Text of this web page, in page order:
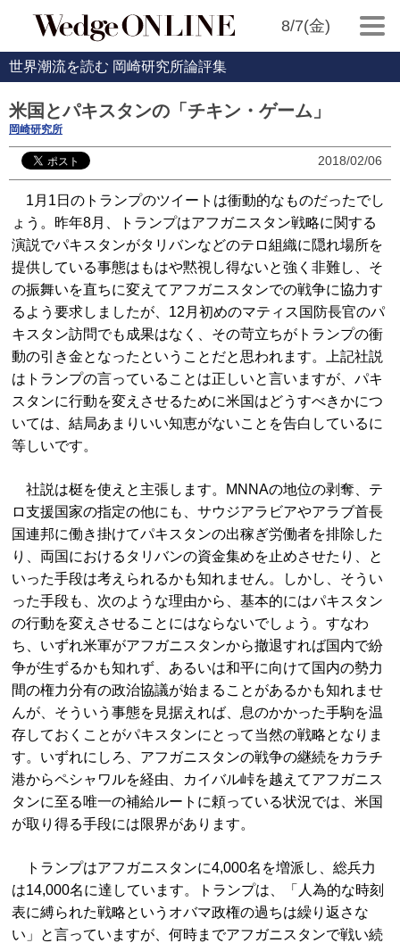
8/7(金)
世界潮流を読む 岡崎研究所論評集
米国とパキスタンの「チキン・ゲーム」
岡崎研究所
2018/02/06
1月1日のトランプのツイートは衝動的なものだったでし
ょう。昨年8月、トランプはアフガニスタン戦略に関する
演説でパキスタンがタリバンなどのテロ組織に隠れ場所を
提供している事態はもはや黙視し得ないと強く非難し、そ
の振舞いを直ちに変えてアフガニスタンでの戦争に協力す
るよう要求しましたが、12月初めのマティス国防長官のパ
キスタン訪問でも成果はなく、その苛立ちがトランプの衝
動の引き金となったということだと思われます。上記社説
はトランプの言っていることは正しいと言いますが、パキ
スタンに行動を変えさせるために米国はどうすべきかにつ
いては、結局あまりいい知恵がないことを告白しているに
等しいです。
社説は梃を使えと主張します。MNNAの地位の剥奪、テ
ロ支援国家の指定の他にも、サウジアラビアやアラブ首長
国連邦に働き掛けてパキスタンの出稼ぎ労働者を排除した
り、両国におけるタリバンの資金集めを止めさせたり、と
いった手段は考えられるかも知れません。しかし、そうい
った手段も、次のような理由から、基本的にはパキスタン
の行動を変えさせることにはならないでしょう。すなわ
ち、いずれ米軍がアフガニスタンから撤退すれば国内で紛
争が生ずるかも知れず、あるいは和平に向けて国内の勢力
間の権力分有の政治協議が始まることがあるかも知れませ
んが、そういう事態を見据えれば、息のかかった手駒を温
存しておくことがパキスタンにとって当然の戦略となりま
す。いずれにしろ、アフガニスタンの戦争の継続をカラチ
港からペシャワルを経由、カイバル峠を越えてアフガニス
タンに至る唯一の補給ルートに頼っている状況では、米国
が取り得る手段には限界があります。
トランプはアフガニスタンに4,000名を増派し、総兵力
は14,000名に達しています。トランプは、「人為的な時刻
表に縛られた戦略というオバマ政権の過ちは繰り返さな
い」と言っていますが、何時までアフガニスタンで戦い続